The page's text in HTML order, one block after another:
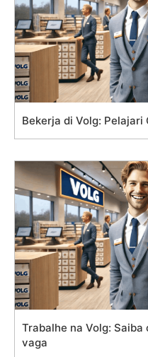
Bekerja di Volg:
Trabalhe na Volg:
vaga